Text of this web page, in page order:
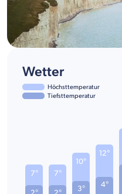
Wetter
Höchsttemperatur
Tiefsttemperatur
7° 7°
3°
10°
4°
12°